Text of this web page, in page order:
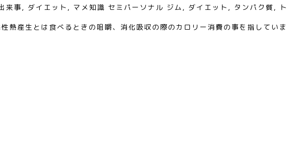
来事, ダイエット , マメ知識 セミパーソナル ジム , ダイエット , タンパク質,
ト
熱産生とは食べるときの咀嚼、消化吸収の際のカロリー消費の事を指していま